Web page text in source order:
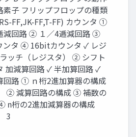
素子 フリップフロップの種類
FF,JK-FF,T-FF) カウンタ ①
減回路 ② １／4逓減回路 ③
タ ④ 16bitカウンタ ✓ レジ
ッチ（レジスタ） ② シフト
加減算回路 ✓ 半加算回路 ✓
回路 ① ｎ桁2進加算器の構成
② 減算回路の構成 ③ 補数の
n桁の2進加減算器の構成
3